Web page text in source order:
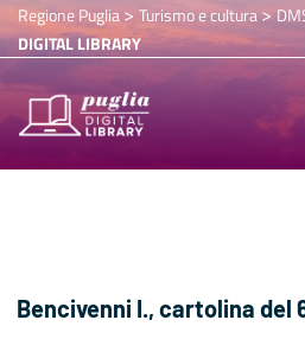
Regione Puglia> Turismo e cultura>
DIGITAL LIBRARY
Bencivenni I., cartolina del